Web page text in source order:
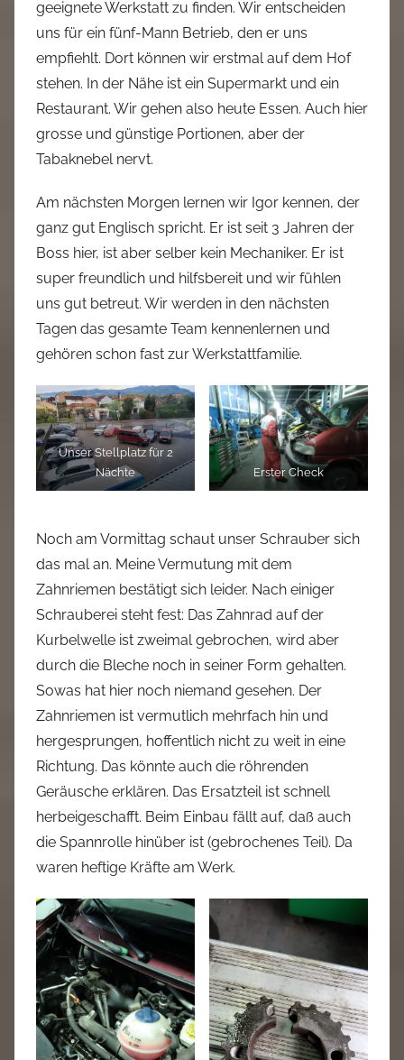
geeignete Werkstatt zu finden. Wir entscheiden
uns für ein fünf-Mann Betrieb, den er uns
empfiehlt. Dort können wir erstmal auf dem Hof
stehen. In der Nähe ist ein Supermarkt und ein
Restaurant. Wir gehen also heute Essen. Auch hier
grosse und günstige Portionen, aber der
Tabaknebel nervt.
Am nächsten Morgen lernen wir Igor kennen, der
ganz gut Englisch spricht. Er ist seit 3 Jahren der
Boss hier, ist aber selber kein Mechaniker. Er ist
super freundlich und hilfsbereit und wir fühlen
uns gut betreut. Wir werden in den nächsten
Tagen das gesamte Team kennenlernen und
gehören schon fast zur Werkstattfamilie.
Unser Stellplatz für 2
Nächte
Erster Check
Noch am Vormittag schaut unser Schrauber sich
das mal an. Meine Vermutung mit dem
Zahnriemen bestätigt sich leider. Nach einiger
Schrauberei steht fest: Das Zahnrad auf der
Kurbelwelle ist zweimal gebrochen, wird aber
durch die Bleche noch in seiner Form gehalten.
Sowas hat hier noch niemand gesehen. Der
Zahnriemen ist vermutlich mehrfach hin und
hergesprungen, hoffentlich nicht zu weit in eine
Richtung. Das könnte auch die röhrenden
Geräusche erklären. Das Ersatzteil ist schnell
herbeigeschafft. Beim Einbau fällt auf, daß auch
die Spannrolle hinüber ist (gebrochenes Teil). Da
waren heftige Kräfte am Werk.